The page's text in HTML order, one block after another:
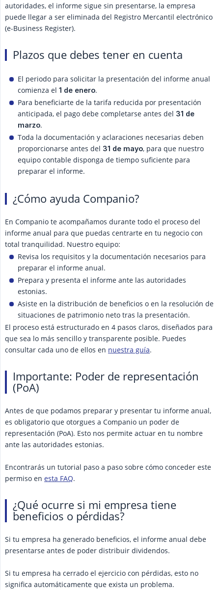
autoridades, el informe sigue sin presentarse, la empresa
puede llegar a ser eliminada del Registro Mercantil electrónico
(e-Business Register).
Plazos que debes tener en cuenta
El periodo para solicitar la presentación del informe anual
comienza el 1 de enero.
Para beneficiarte de la tarifa reducida por presentación
anticipada, el pago debe completarse antes del 31 de
marzo.
Toda la documentación y aclaraciones necesarias deben
proporcionarse antes del 31 de mayo, para que nuestro
equipo contable disponga de tiempo suficiente para
preparar el informe.
¿Cómo ayuda Companio?
En Companio te acompañamos durante todo el proceso del
informe anual para que puedas centrarte en tu negocio con
total tranquilidad. Nuestro equipo:
Revisa los requisitos y la documentación necesarios para
preparar el informe anual.
Prepara y presenta el informe ante las autoridades
estonias.
Asiste en la distribución de beneficios o en la resolución de
situaciones de patrimonio neto tras la presentación.
El proceso está estructurado en 4 pasos claros, diseñados para
que sea lo más sencillo y transparente posible. Puedes
consultar cada uno de ellos en nuestra guía.
Importante: Poder de representación
(PoA)
Antes de que podamos preparar y presentar tu informe anual,
es obligatorio que otorgues a Companio un poder de
representación (PoA). Esto nos permite actuar en tu nombre
ante las autoridades estonias.
Encontrarás un tutorial paso a paso sobre cómo conceder este
permiso en esta FAQ.
¿Qué ocurre si mi empresa tiene
beneficios o pérdidas?
Si tu empresa ha generado beneficios, el informe anual debe
presentarse antes de poder distribuir dividendos.
Si tu empresa ha cerrado el ejercicio con pérdidas, esto no
significa automáticamente que exista un problema.